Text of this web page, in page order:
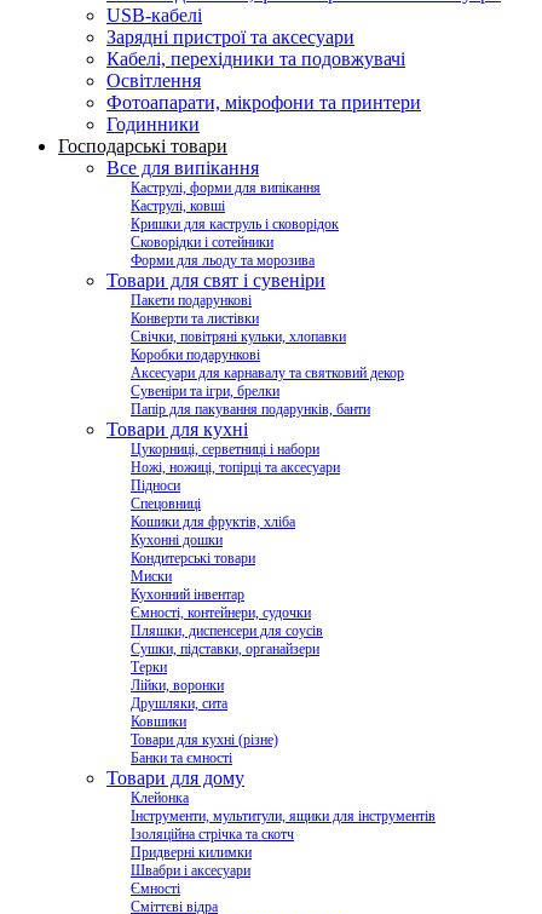
USB-кабелі
Зарядні пристрої та аксесуари
Кабелі, перехідники та подовжувачі
Освітлення
Фотоапарати, мікрофони та принтери
Годинники
Господарські товари
Все для випікання
Каструлі, форми для випікання
Каструлі, ковші
Кришки для каструль і сковорідок
Сковорідки і сотейники
Форми для льоду та морозива
Товари для свят і сувеніри
Пакети подарункові
Конверти та листівки
Свічки, повітряні кульки, хлопавки
Коробки подарункові
Аксесуари для карнавалу та святковий декор
Сувеніри та ігри, брелки
Папір для пакування подарунків, банти
Товари для кухні
Цукорниці, серветниці і набори
Ножі, ножиці, топірці та аксесуари
Підноси
Спецовниці
Кошики для фруктів, хліба
Кухонні дошки
Кондитерські товари
Миски
Кухонний інвентар
Ємності, контейнери, судочки
Пляшки, диспенсери для соусів
Сушки, підставки, органайзери
Терки
Лійки, воронки
Друшляки, сита
Ковшики
Товари для кухні (різне)
Банки та ємності
Товари для дому
Клейонка
Інструменти, мультитули, ящики для інструментів
Ізоляційна стрічка та скотч
Придверні килимки
Швабри і аксесуари
Ємності
Сміттєві відра